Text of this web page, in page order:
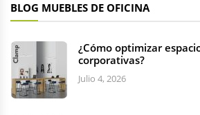
BLOG MUEBLES DE OFICINA
¿Cómo optimizar
corporativas?
Julio 4, 2026